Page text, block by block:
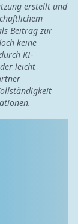
erstellt und
Beitrag zur
keine
KI-
leicht